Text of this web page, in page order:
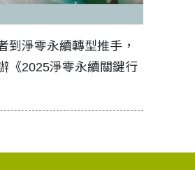
到淨零永續轉型推手，
《2025淨零永續關鍵行